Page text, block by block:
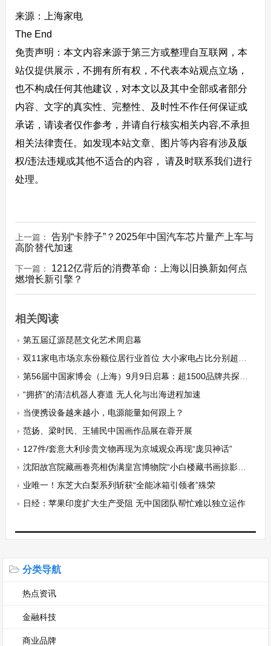
来源：上海家电
The End
免责声明：本文内容来源于第三方或整理自互联网，本
站仅提供展示，不拥有所有权，不代表本站观点立场，
也不构成任何其他建议，对本文以及其中全部或者部分
内容、文字的真实性、完整性、及时性不作任何保证或
承诺，请读者仅作参考，并请自行核实相关内容,不承担
相关法律责任。如发现本站文章、图片等内容有涉及版
权/违法违规或其他不适合的内容， 请及时联系我们进行
处理。
上一篇： 告别“卡脖子”？2025年中国汽车芯片量产上车与
高阶替代加速
下一篇： 1212亿背后的消费革命：上海以旧换新如何点
燃增长新引擎？
相关阅读
第五届辽源琵琶文化艺术周启幕
双11家电市场京东份额位居行业首位 大小家电占比分别超六成和四成
第56届中国家博会（上海）9月9日启幕：超1500品牌共探“设计跨越界限”
“拥挤”的清洁机器人赛道 无人化与出海进程加速
当便携设备越来越小，电源能量如何跟上？
范扬、梁时民、王辅民中国画作品展在蓉开展
127件/套意大利珍贵文物再现为京城观众再现“庞贝神话”
沈阳故宫院藏画卷亮相伪满皇宫博物院“小白楼藏书画掠影展”
业唯一！东芝大白梨系列斩获“全能冰箱引领者”殊荣
日经：苹果印度扩大生产受阻 无中国团队帮忙难以独立运作
分类导航
热点资讯
金融科技
商业品牌